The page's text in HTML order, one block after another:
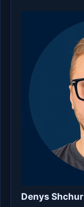
Denys Shchur